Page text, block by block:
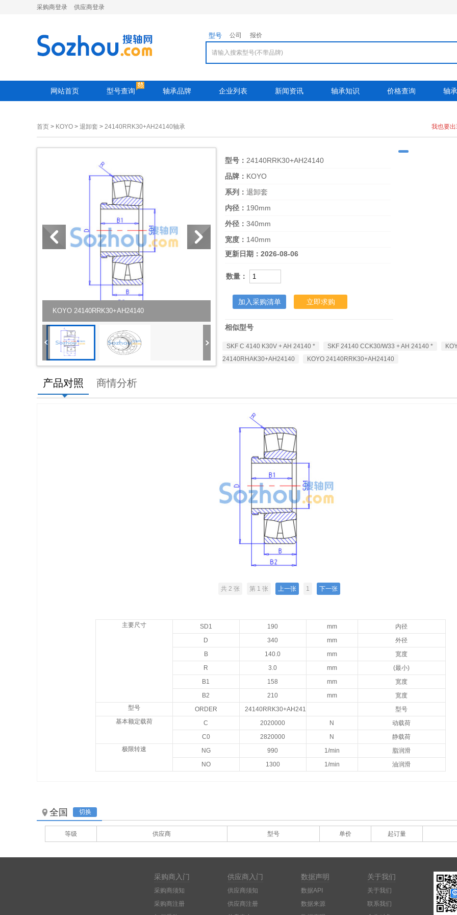
采购商登录 供应商登录
型号 公司 报价
网站首页 型号查询 轴承品牌 企业列表 新闻资讯 轴承知识 价格查询 轴
首页 > KOYO > 退卸套 > 24140RRK30+AH24140轴承 我也要
KOYO 24140RRK30+AH24140
型号： 24140RRK30+AH24140
品牌： KOYO
系列： 退卸套
内径： 190mm
外径： 340mm
宽度： 140mm
更新日期： 2026-08-06
数量：
加入采购清单 立即求购
相似型号
SKF C 4140 K30V + AH 24140 * SKF 24140 CCK30/W33 + AH 24140 *
24140RHAK30+AH24140
KOYO 24140RRK30+AH24140
产品对照 商情分析
共 2 张 第 1 张 上一张 1 下一张
主要尺寸 SD1 190 mm
内径
D
340 mm
外径
B
140.0 mm
宽度
R
3.0 mm
(最小)
B1
158 mm
宽度
B2
210 mm
宽度
型号
ORDER 24140RRK30+AH24140
型号
基本额定载荷
C 2020000 N
动载荷
C0
2820000 N
静载荷
极限转速
NG 990 1/min
脂润滑
NO
1300 1/min 油润滑
全国 切换
等级 供应商 型号 单价 起订量
采购商入门
采购商须知
采购商注册
供应商入门
供应商须知
供应商注册
数据声明
数据API
数据来源
关于我们
关于我们
联系我们